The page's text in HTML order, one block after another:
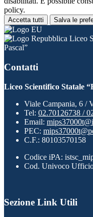
policy.
Accetta tutti Salva le
Liceo
Pascal”
Contatti
Liceo Scientifico Statale
Viale Campania, 6 /
Tel: 02.70126738 /
Email:
PEC:
C.F.: 80103570158
Codice iPA:
Cod. Univoco
Sezione Link Utili